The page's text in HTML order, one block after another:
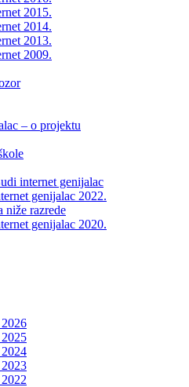
2015.
2014.
2013.
2009.
– o projektu
internet genijalac
genijalac 2022.
niže razrede
genijalac 2020.